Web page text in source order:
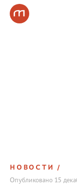
НОВОСТИ
Опубликовано 15